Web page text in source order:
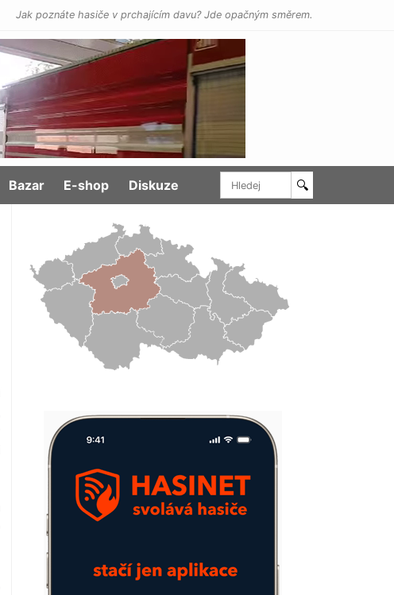
Jak poznáte hasiče v prchajícím davu? Jde opačným směrem.
Bazar E-shop Diskuze 🔍